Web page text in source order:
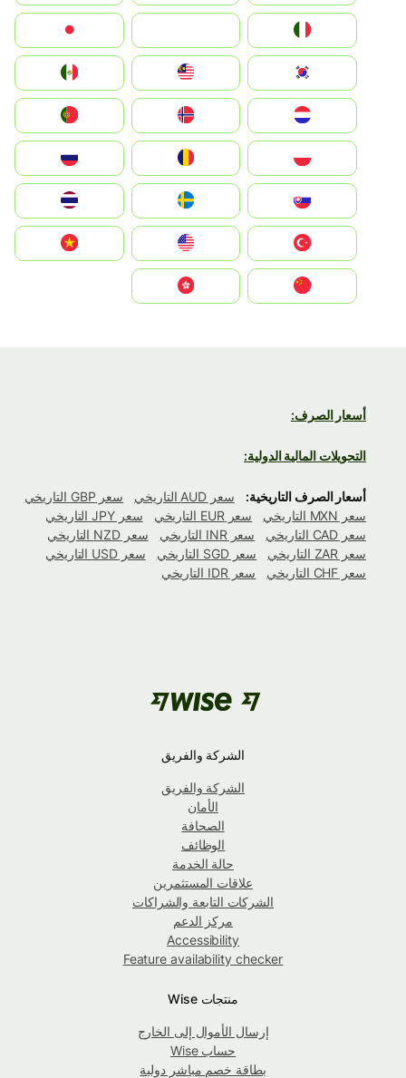
South Korea
Nederland
Portugal
România
Slovensko
United States
Vietnam
أسعار الصرف:
التحويلات المالية الدولية:
أسعار الصرف التاريخية: سعر AUD التاريخي
سعر GBP التاريخي
سعر MXN التاريخي
سعر EUR التاريخي
سعر JPY التاريخي
سعر CAD التاريخي
سعر INR التاريخي
سعر NZD التاريخي
سعر ZAR التاريخي
سعر SGD التاريخي
سعر USD التاريخي
سعر CHF التاريخي
سعر IDR التاريخي
الشركة والفريق
الشركة والفريق
الأمان
الصحافة
الوظائف
حالة الخدمة
علاقات المستثمرين
الشركات التابعة والشراكات
مركز الدعم
Accessibility
Feature availability checker
منتجات Wise
إرسال الأموال إلى الخارج
حساب Wise
بطاقة خصم مباشر دولية